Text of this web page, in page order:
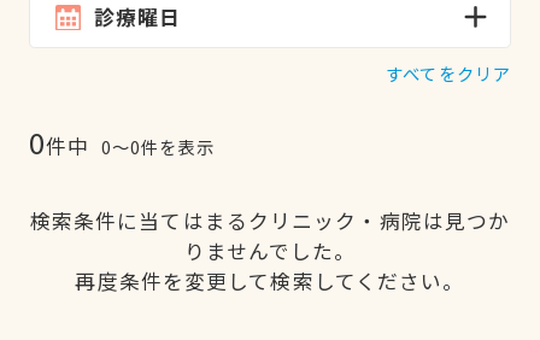
診療曜日
すべてをクリア
0件中 0〜0件を表示
検索条件に当てはまるクリニック・病院は見つか
りませんでした。
再度条件を変更して検索してください。